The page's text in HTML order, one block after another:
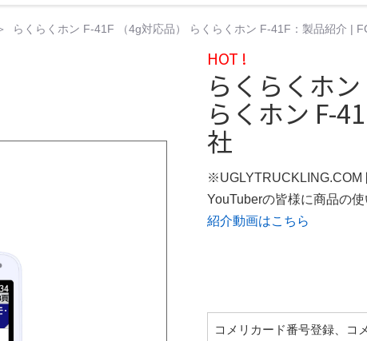
らくらくホン F-41F （4g対応品） らくらくホン F-41F：製品紹介 |
HOT !
らくらくホ
らくホン F-
社
※UGLYTRUCKLING.COM
YouTuberの皆様に商品の
紹介動画はこちら
コメリカード番号登録、コ